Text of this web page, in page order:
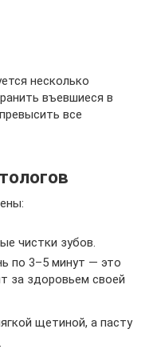
несколько
въевшиеся в
все
чистки зубов.
по 3–5 минут — это
за здоровьем своей
щетиной, а пасту